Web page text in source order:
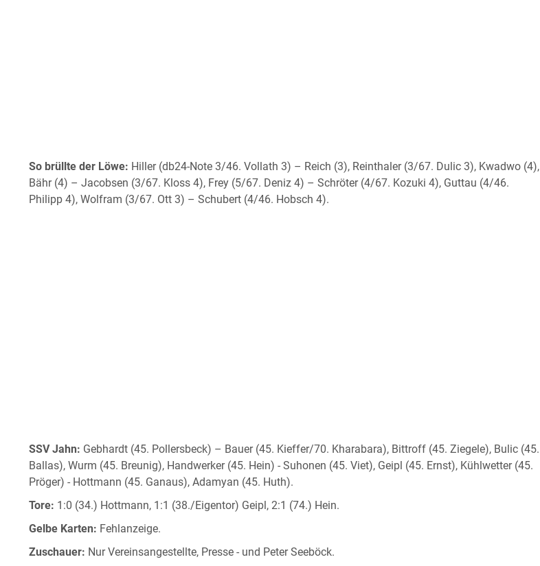
So brüllte der Löwe: Hiller (db24-Note 3/46. Vollath 3) – Reich (3), Reinthaler (3/67. Dulic 3), Kwadwo (4),
Bähr (4) – Jacobsen (3/67. Kloss 4), Frey (5/67. Deniz 4) – Schröter (4/67. Kozuki 4), Guttau (4/46.
Philipp 4), Wolfram (3/67. Ott 3) – Schubert (4/46. Hobsch 4).
SSV Jahn: Gebhardt (45. Pollersbeck) – Bauer (45. Kieffer/70. Kharabara), Bittroff (45. Ziegele), Bulic (45.
Ballas), Wurm (45. Breunig), Handwerker (45. Hein) - Suhonen (45. Viet), Geipl (45. Ernst), Kühlwetter (45.
Pröger) - Hottmann (45. Ganaus), Adamyan (45. Huth).
Tore: 1:0 (34.) Hottmann, 1:1 (38./Eigentor) Geipl, 2:1 (74.) Hein.
Gelbe Karten: Fehlanzeige.
Zuschauer: Nur Vereinsangestellte, Presse - und Peter Seeböck.